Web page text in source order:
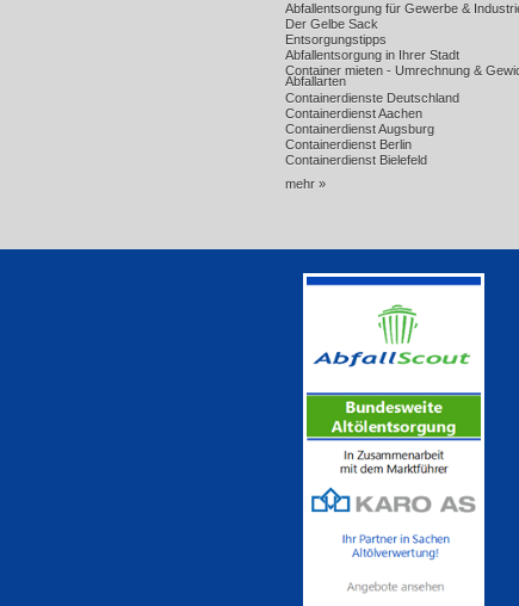
Abfallentsorgung für Gewerbe &
Der Gelbe Sack
Entsorgungstipps
Abfallentsorgung in Ihrer Stadt
Container mieten - Umrechnung &
Abfallarten
Containerdienste Deutschland
Containerdienst Aachen
Containerdienst Augsburg
Containerdienst Berlin
Containerdienst Bielefeld
mehr »